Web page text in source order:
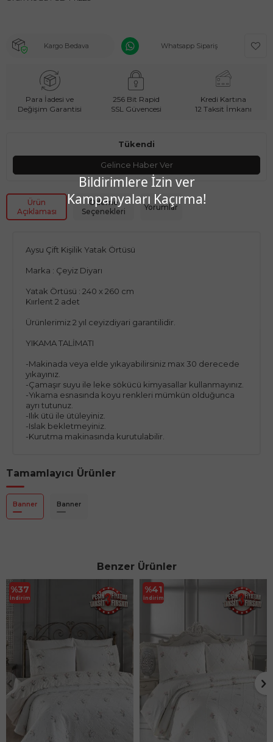
Bildirimlere İzin ver
Kampanyaları Kaçırma!
Kargo Bedava Whatsapp Sipariş
Para İadesi ve
Değişim Garantisi
256 Bit Rapid
SSL Güvencesi
Kredi Kartına
12 Taksit İmkanı
Tükendi
Gelince Haber Ver
Ürün
Açıklaması
Ödeme
Seçenekleri
Yorumlar
Aysu Çift Kişilik Yatak Örtüsü
Marka : Çeyiz Diyarı
Yatak Örtüsü : 240 x 260 cm
Kıırlent 2 adet
Ürünlerimiz 2 yıl ceyizdiyari garantilidir.
YIKAMA TALİMATI
-Makinada veya elde yıkayabilirsiniz max 30 derecede
yıkayınız.
-Çamaşır suyu ile leke sökücü kimyasallar kullanmayınız.
-Yıkama esnasında koyu renkleri mümkün olduğunca
ayrı tutunuz.
-Ilık ütü ile ütüleyiniz.
-Islak bekletmeyiniz.
-Kurutma makinasında kurutulabilir.
Tamamlayıcı Ürünler
Banner Banner
Benzer Ürünler
%37
İndirim
%41
İndirim